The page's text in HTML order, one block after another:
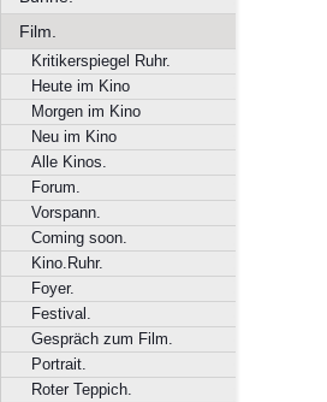
Film.
Kritikerspiegel Ruhr.
Heute im Kino
Morgen im Kino
Neu im Kino
Alle Kinos.
Forum.
Vorspann.
Coming soon.
Kino.Ruhr.
Foyer.
Festival.
Gespräch zum Film.
Portrait.
Roter Teppich.